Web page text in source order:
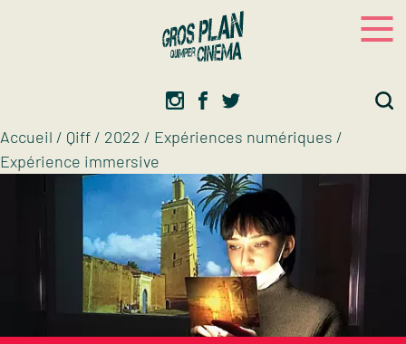
Accueil / Qiff / 2022 / Expériences numériques /
Expérience immersive